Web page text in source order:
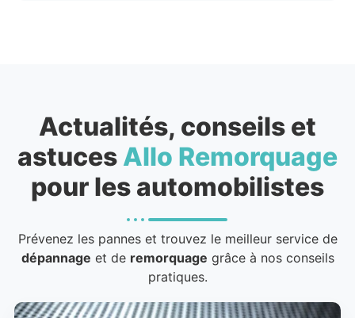
Actualités, conseils et
astuces Allo Remorquage
pour les automobilistes
Prévenez les pannes et trouvez le meilleur service de
dépannage et de remorquage grâce à nos conseils
pratiques.